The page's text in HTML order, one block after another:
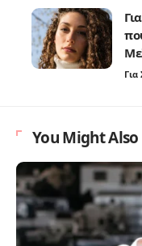
Για
You Might